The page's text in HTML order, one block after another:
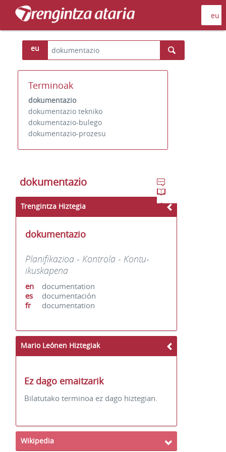
eu
Terminoak
dokumentazio
dokumentazio tekniko
dokumentazio-bulego
dokumentazio-prozesu
dokumentazio
Trengintza Hiztegia
dokumentazio
Planifikazioa - Kontrola - Kontu-
ikuskapena
en
documentation
es
documentación
fr
documentation
Mario Leónen Hiztegiak
Ez dago emaitzarik
Bilatutako terminoa ez dago hiztegian.
Wikipedia